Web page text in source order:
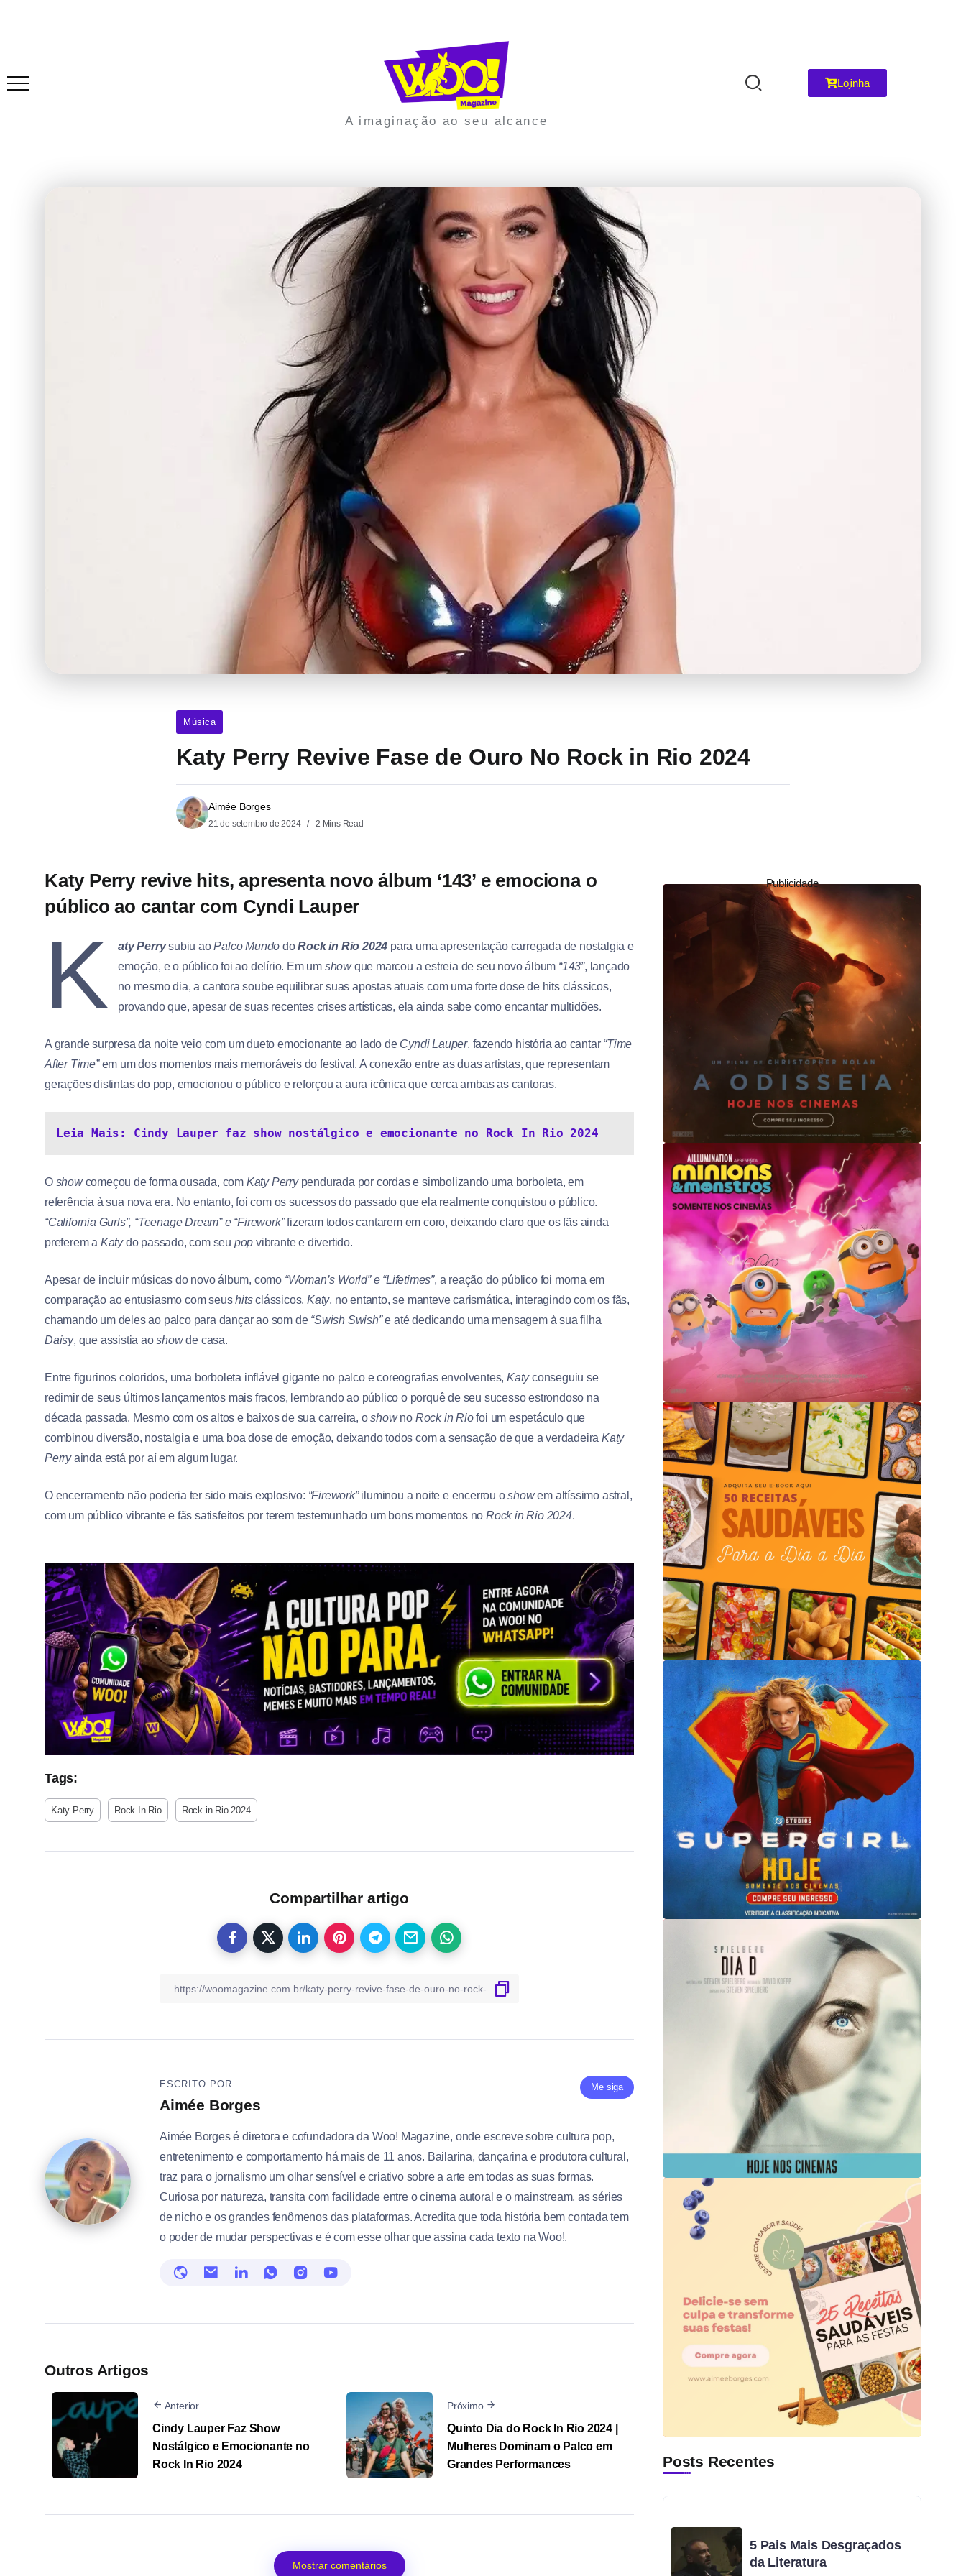
A imaginação ao seu alcance
Lojinha
Música
Katy Perry Revive Fase de Ouro No Rock in Rio 2024
Aimée Borges
21 de setembro de 2024 2 Mins Read
Katy Perry revive hits, apresenta novo álbum ‘143’ e emociona o
público ao cantar com Cyndi Lauper
K aty Perrysubiu aoPalco Mundo doRock in Rio 2024 para uma apresentação carregada de nostalgia e
emoção, e o público foi ao delírio. Em um showque marcou a estreia de seu novo álbum “143”, lançado
no mesmo dia, a cantora soube equilibrar suas apostas atuais com uma forte dose de hits clássicos,
provando que, apesar de suas recentes crises artísticas, ela ainda sabe como encantar multidões.
A grande surpresa da noite veio com um dueto emocionante ao lado de Cyndi Lauper, fazendo história ao cantar “Time
After Time”em um dos momentos mais memoráveis do festival. A conexão entre as duas artistas, que representam
gerações distintas do pop, emocionou o público e reforçou a aura icônica que cerca ambas as cantoras.
Leia Mais: Cindy Lauper faz show nostálgico e emocionante no Rock In Rio 2024
O showcomeçou de forma ousada, com Katy Perrypendurada por cordas e simbolizando uma borboleta, em
referência à sua nova era. No entanto, foi com os sucessos do passado que ela realmente conquistou o público.
“California Gurls”, “Teenage Dream” e “Firework”fizeram todos cantarem em coro, deixando claro que os fãs ainda
preferem a Katydo passado, com seu pop vibrante e divertido.
Apesar de incluir músicas do novo álbum, como “Woman’s World” e “Lifetimes”, a reação do público foi morna em
comparação ao entusiasmo com seushitsclássicos.Katy, no entanto, se manteve carismática, interagindo com os fãs,
chamando um deles ao palco para dançar ao som de “Swish Swish”e até dedicando uma mensagem à sua filha
Daisy, que assistia aoshowde casa.
Entre figurinos coloridos, uma borboleta inflável gigante no palco e coreografias envolventes, Katyconseguiu se
redimir de seus últimos lançamentos mais fracos, lembrando ao público o porquê de seu sucesso estrondoso na
década passada. Mesmo com os altos e baixos de sua carreira, oshowno Rock in Riofoi um espetáculo que
combinou diversão, nostalgia e uma boa dose de emoção, deixando todos com a sensação de que a verdadeira Katy
Perryainda está por aí em algum lugar.
O encerramento não poderia ter sido mais explosivo: “Firework”iluminou a noite e encerrou oshowem altíssimo astral,
com um público vibrante e fãs satisfeitos por terem testemunhado um bons momentos no Rock in Rio 2024.
Tags:
Katy Perry Rock In Rio Rock in Rio 2024
Compartilhar artigo
Me siga
ESCRITO POR
Aimée Borges
Aimée Borges é diretora e cofundadora da Woo! Magazine, onde escreve sobre cultura pop,
entretenimento e comportamento há mais de 11 anos. Bailarina, dançarina e produtora cultural,
traz para o jornalismo um olhar sensível e criativo sobre a arte em todas as suas formas.
Curiosa por natureza, transita com facilidade entre o cinema autoral e o mainstream, as séries
de nicho e os grandes fenômenos das plataformas. Acredita que toda história bem contada tem
o poder de mudar perspectivas e é com esse olhar que assina cada texto na Woo!.
Outros Artigos
Anterior
Cindy Lauper Faz Show
Nostálgico e Emocionante no
Rock In Rio 2024
Próximo
Quinto Dia do Rock In Rio 2024 |
Mulheres Dominam o Palco em
Grandes Performances
Mostrar comentários
Publicidade
Posts Recentes
5 Pais Mais Desgraçados
da Literatura